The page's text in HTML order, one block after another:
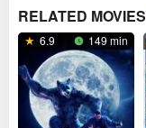
RELATED MOVIES
6.9 149 min